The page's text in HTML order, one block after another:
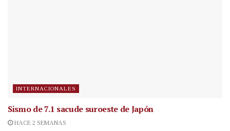
INTERNACIONALES
Sismo de 7.1 sacude suroeste de Japón
HACE 2 SEMANAS